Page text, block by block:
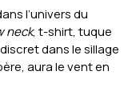
l’univers du
neck, t-shirt, tuque
dans le sillage
aura le vent en